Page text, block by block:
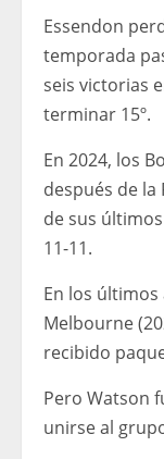
Essendon
temporada
seis victorias
terminar 15º.
En 2024, los
después de
de sus
11-11.
En los últimos
Melbourne
recibido
Pero Watson
unirse al